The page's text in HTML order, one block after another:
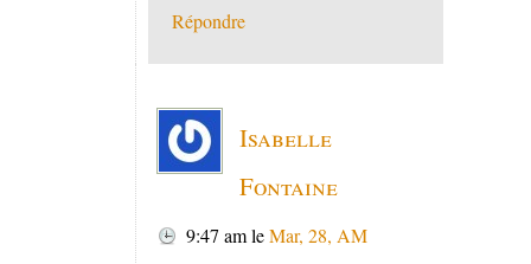
Répondre
Isabelle
Fontaine
9:47 amleMar, 28, AM